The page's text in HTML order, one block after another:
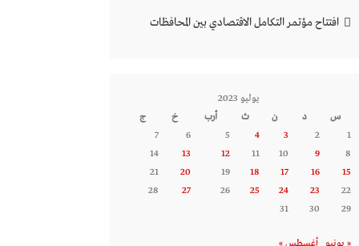
افتتاح مؤتمر التكامل الاقتصادي بين المحافظات
يوليو 2023
س
د ن ث أرب خ
ج
1
2
3
4
5
6
7
8
9
10
11
12
13
14
15
16
17
18
19
20
21
22
23
24
25
26
27
28
29
30
31
« يونيو أغسطس »